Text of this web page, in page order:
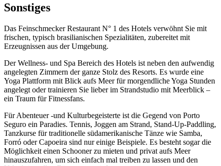
Sonstiges
Das Feinschmecker Restaurant N° 1 des Hotels verwöhnt Sie mit
frischen, typisch brasilianischen Spezialitäten, zubereitet mit
Erzeugnissen aus der Umgebung.
Der Wellness- und Spa Bereich des Hotels ist neben den aufwendig
angelegten Zimmern der ganze Stolz des Resorts. Es wurde eine
Yoga Plattform mit Blick aufs Meer für morgendliche Yoga Stunden
angelegt oder trainieren Sie lieber im Strandstudio mit Meerblick –
ein Traum für Fitnessfans.
Für Abenteuer -und Kulturbegeisterte ist die Gegend von Porto
Seguro ein Paradies. Tennis, Joggen am Strand, Stand-Up-Paddling,
Tanzkurse für traditionelle südamerikanische Tänze wie Samba,
Forró oder Capoeira sind nur einige Beispiele. Es besteht sogar die
Möglichkeit einen Schooner zu mieten und privat aufs Meer
hinauszufahren, um sich einfach mal treiben zu lassen und den